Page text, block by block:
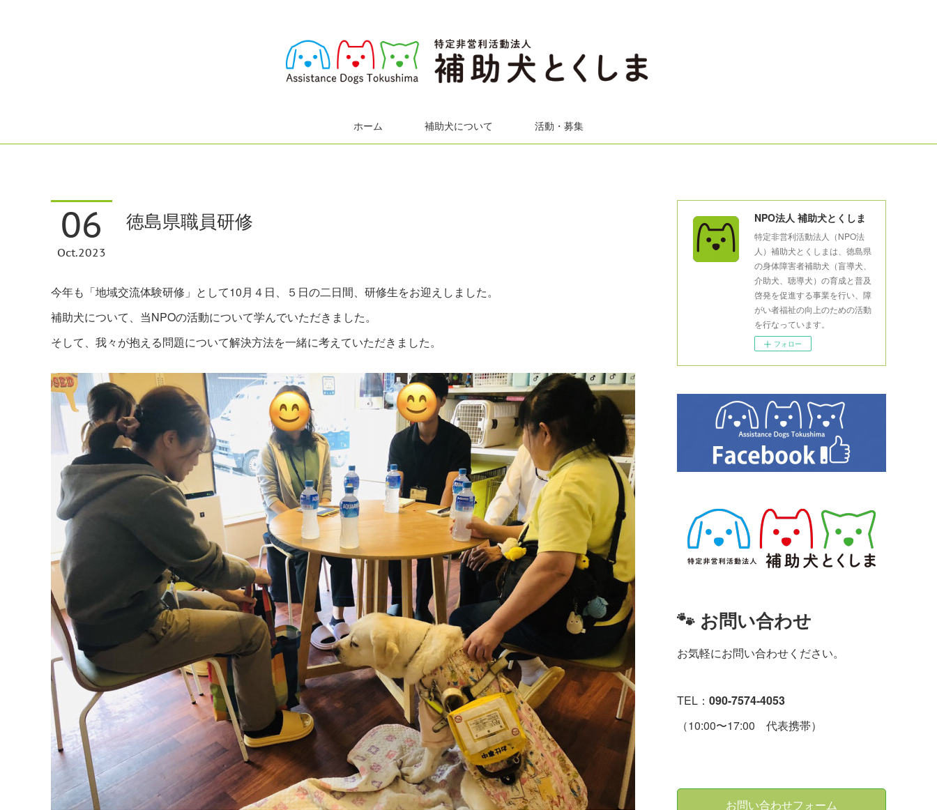
ホーム 補助犬について 活動・募集
06
Oct 2023
徳島県職員研修
今年も「地域交流体験研修」として10月４日、５日の二日間、研修生をお迎えしました。
補助犬について、当NPOの活動について学んでいただきました。
そして、我々が抱える問題について解決方法を一緒に考えていただきました。
NPO法人 補助犬とくしま
特定非営利活動法人（NPO法
人）補助犬とくしまは、徳島県
の身体障害者補助犬（盲導犬、
介助犬、聴導犬）の育成と普及
啓発を促進する事業を行い、障
がい者福祉の向上のための活動
を行なっています。
フォロー
🐾 お問い合わせ
お気軽にお問い合わせください。
TEL： 090-7574-4053
（10:00〜17:00 代表携帯）
お問い合わせフォーム